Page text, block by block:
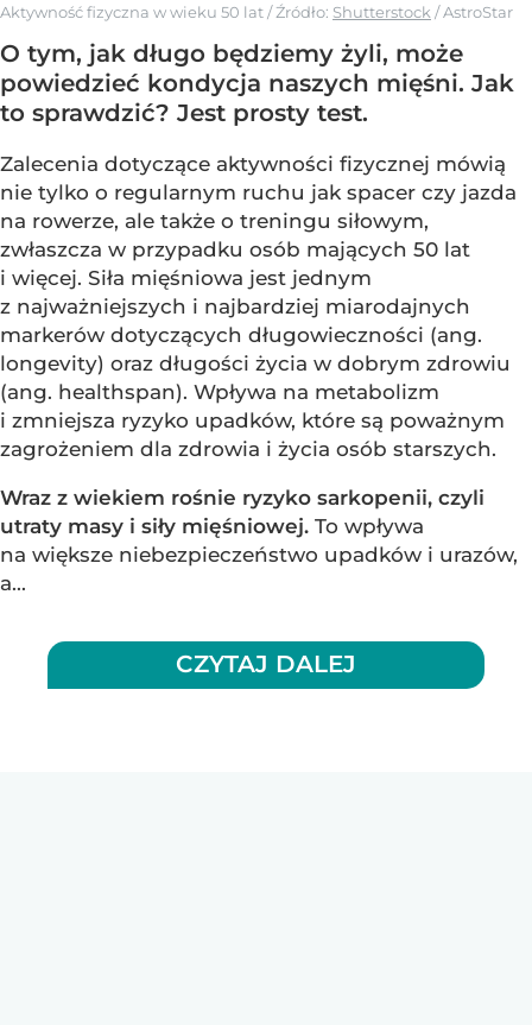
Aktywność fizyczna w wieku 50 lat/ Źródło: Shutterstock /AstroStar
O tym, jak długo będziemy żyli, może
powiedzieć kondycja naszych mięśni. Jak
to sprawdzić? Jest prosty test.
Zalecenia dotyczące aktywności fizycznej mówią
nie tylko o regularnym ruchu jak spacer czy jazda
na rowerze, ale także o treningu siłowym,
zwłaszcza w przypadku osób mających 50 lat
i więcej. Siła mięśniowa jest jednym
z najważniejszych i najbardziej miarodajnych
markerów dotyczących długowieczności (ang.
longevity) oraz długości życia w dobrym zdrowiu
(ang. healthspan). Wpływa na metabolizm
i zmniejsza ryzyko upadków, które są poważnym
zagrożeniem dla zdrowia i życia osób starszych.
Wraz z wiekiem rośnie ryzyko sarkopenii, czyli
utraty masy i siły mięśniowej. To wpływa
na większe niebezpieczeństwo upadków i urazów,
a...
CZYTAJ DALEJ